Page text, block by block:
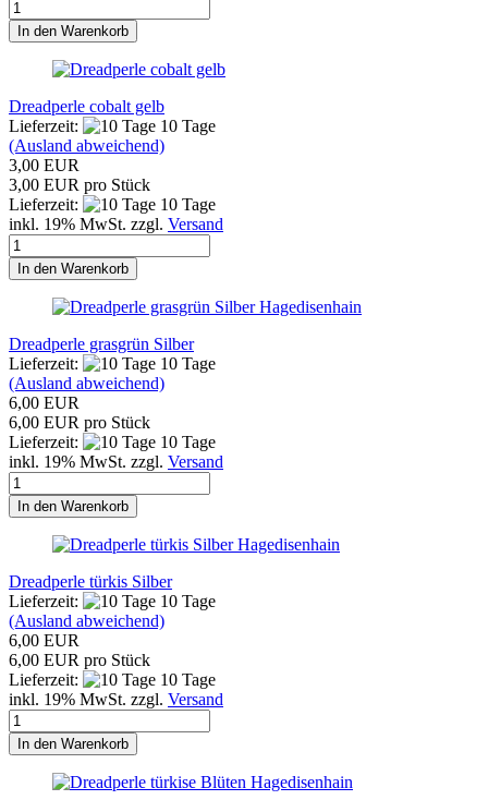
In den Warenkorb
Dreadperle cobalt gelb
Lieferzeit:
10 Tage
(Ausland abweichend)
3,00 EUR
3,00 EUR pro Stück
Lieferzeit:
10 Tage
inkl. 19% MwSt. zzgl. Versand
In den Warenkorb
Hagedisenhain
Dreadperle grasgrün Silber
Lieferzeit:
10 Tage
(Ausland abweichend)
6,00 EUR
6,00 EUR pro Stück
Lieferzeit:
10 Tage
inkl. 19% MwSt. zzgl. Versand
In den Warenkorb
Hagedisenhain
Dreadperle türkis Silber
Lieferzeit:
10 Tage
(Ausland abweichend)
6,00 EUR
6,00 EUR pro Stück
Lieferzeit:
10 Tage
inkl. 19% MwSt. zzgl. Versand
In den Warenkorb
Hagedisenhain